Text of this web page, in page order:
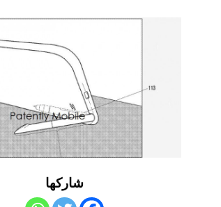
شاركها